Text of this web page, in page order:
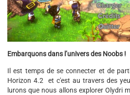
Embarquons dans l’univers des Noobs !
Il est temps de se connecter et de
Horizon 4.2 et c'est au travers des
lurons que nous allons explorer Olydri